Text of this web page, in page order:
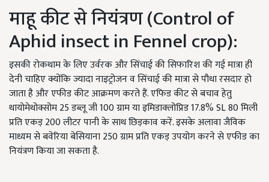
माहू कीट से नियंत्रण (Control of
Aphid insect in Fennel crop):
इसकी रोकथाम के लिए उर्वरक और सिंचाई की सिफारिश की गई मात्रा ही
देनी चाहिए क्योंकि ज्यादा नाइट्रोजन व सिंचाई की मात्रा से पौधा रसदार हो
जाता है और एफीड कीट आक्रमण करते हैं. एफिड कीट से बचाव हेतु
थायोमेथोक्सोम 25 डब्लू जी 100 ग्राम या इमिडाक्लोप्रिड 17.8% SL 80 मिली
प्रति एकड़ 200 लीटर पानी के साथ छिड़काव करें. इसके अलावा जैविक
माध्यम से बवेरिया बेसियाना 250 ग्राम प्रति एकड़ उपयोग करने से एफीड का
नियंत्रण किया जा सकता है.